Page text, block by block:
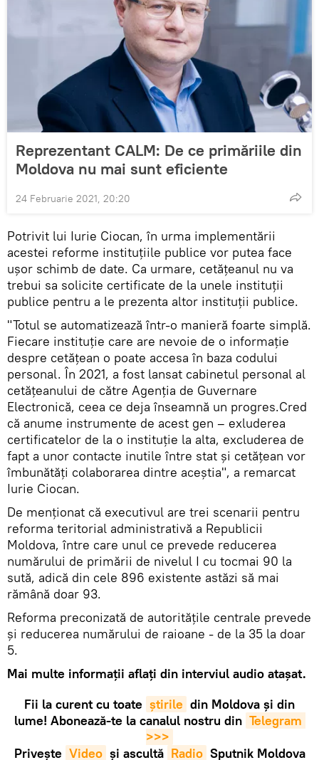
Reprezentant CALM: De ce primăriile din
Moldova nu mai sunt eficiente
24 Februarie 2021, 20:20
Potrivit lui Iurie Ciocan, în urma implementării
acestei reforme instituțiile publice vor putea face
ușor schimb de date. Ca urmare, cetățeanul nu va
trebui sa solicite certificate de la unele instituții
publice pentru a le prezenta altor instituții publice.
"Totul se automatizează într-o manieră foarte simplă.
Fiecare instituție care are nevoie de o informație
despre cetățean o poate accesa în baza codului
personal. În 2021, a fost lansat cabinetul personal al
cetățeanului de către Agenția de Guvernare
Electronică, ceea ce deja înseamnă un progres.Cred
că anume instrumente de acest gen – exluderea
certificatelor de la o instituție la alta, excluderea de
fapt a unor contacte inutile între stat și cetățean vor
îmbunătăți colaborarea dintre aceștia", a remarcat
Iurie Ciocan.
De menționat că executivul are trei scenarii pentru
reforma teritorial administrativă a Republicii
Moldova, între care unul ce prevede reducerea
numărului de primării de nivelul I cu tocmai 90 la
sută, adică din cele 896 existente astăzi să mai
rămână doar 93.
Reforma preconizată de autoritățile centrale prevede
și reducerea numărului de raioane - de la 35 la doar
5.
Mai multe informații aflați din interviul audio atașat.
Fii la curent cu toate știrile din Moldova și din
lume! Abonează-te la canalul nostru din Telegram
>>>
Privește Video și ascultă Radio Sputnik Moldova